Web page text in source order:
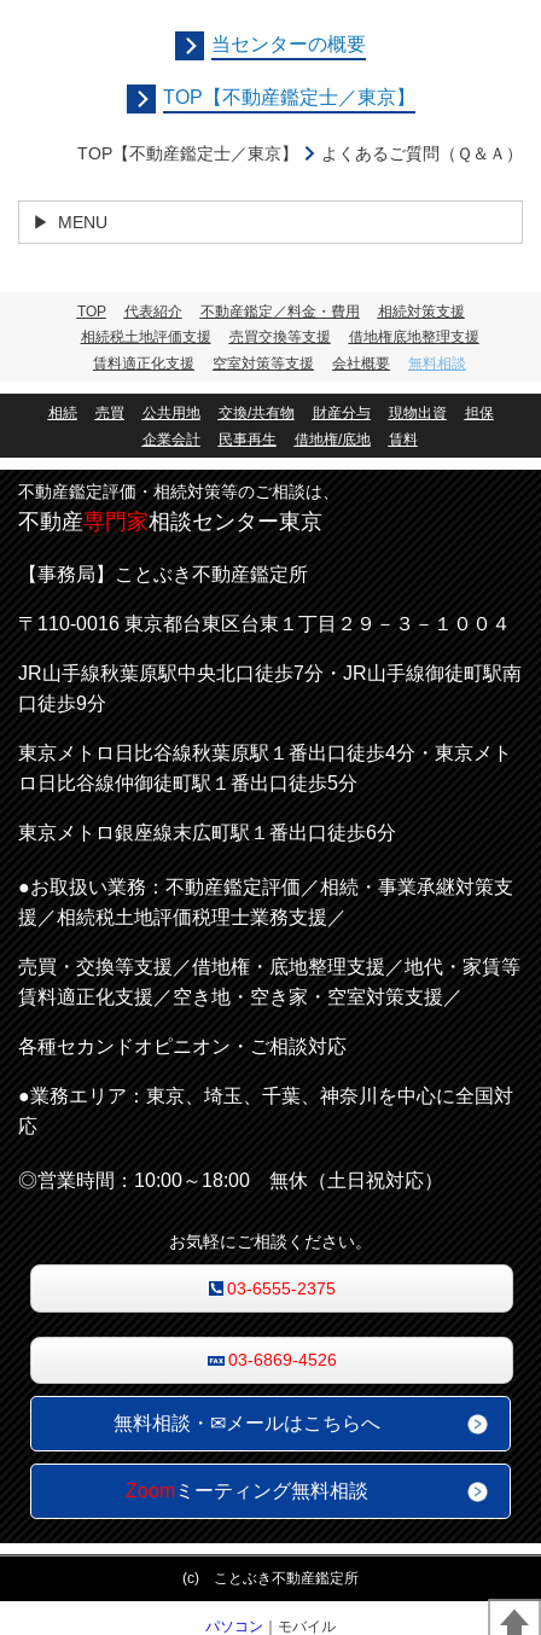
当センターの概要
TOP【不動産鑑定士／東京】
TOP【不動産鑑定士／東京】 よくあるご質問（Ｑ＆Ａ）
MENU
TOP 代表紹介 不動産鑑定／料金・費用
相続対策支援
相続税土地評価支援
売買交換等支援
借地権底地整理支援
賃料適正化支援
空室対策等支援 会社概要 無料相談
相続 売買 公共用地 交換/共有物 財産分与 現物出資
担保
企業会計
民事再生 借地権/底地 賃料
不動産鑑定評価・相続対策等のご相談は、
不動産専門家相談センター東京
【事務局】ことぶき不動産鑑定所
〒110-0016 東京都台東区台東１丁目２９－３－１００４
JR山手線秋葉原駅中央北口徒歩7分・ JR山手線御徒町駅南
口徒歩9分
東京メトロ日比谷線秋葉原駅１番出口徒歩4分・ 東京メト
ロ日比谷線仲御徒町駅１番出口徒歩5分
東京メトロ銀座線末広町駅１番出口徒歩6分
●お取扱い業務：不動産鑑定評価／相続・事業承継対策支
援／相続税土地評価税理士業務支援／
売買・交換等支援／借地権・底地整理支援／地代・家賃等
賃料適正化支援／空き地・空き家・空室対策支援／
各種セカンドオピニオン・ご相談対応
●業務エリア： 東京、埼玉、千葉、神奈川を中心に全国対
応
◎営業時間：10:00～18:00 無休（土日祝対応）
お気軽にご相談ください。
03-6555-2375
03-6869-4526
無料相談・✉メールはこちらへ
Zoomミーティング無料相談
(c) ことぶき不動産鑑定所
パソコン ｜モバイル